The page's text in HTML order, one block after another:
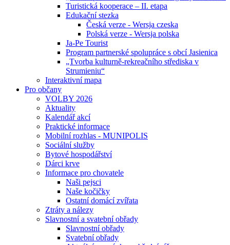
Turistická kooperace – II. etapa
Edukační stezka
Česká verze - Wersja czeska
Polská verze - Wersja polska
Ja-Pe Tourist
Program partnerské spolupráce s obcí Jasienica
„Tvorba kulturně-rekreačního střediska v
Strumieniu“
Interaktivní mapa
Pro občany
VOLBY 2026
Aktuality
Kalendář akcí
Praktické informace
Mobilní rozhlas - MUNIPOLIS
Sociální služby
Bytové hospodářství
Dárci krve
Informace pro chovatele
Naši pejsci
Naše kočičky
Ostatní domácí zvířata
Ztráty a nálezy
Slavnostní a svatební obřady
Slavnostní obřady
Svatební obřady